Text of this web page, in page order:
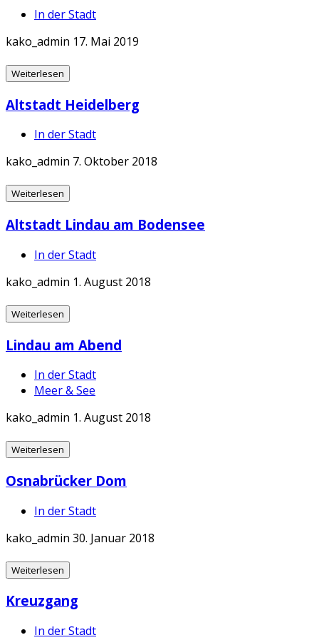
In der Stadt
kako_admin 17. Mai 2019
Weiterlesen
Altstadt Heidelberg
In der Stadt
kako_admin 7. Oktober 2018
Weiterlesen
Altstadt Lindau am Bodensee
In der Stadt
kako_admin 1. August 2018
Weiterlesen
Lindau am Abend
In der Stadt
Meer & See
kako_admin 1. August 2018
Weiterlesen
Osnabrücker Dom
In der Stadt
kako_admin 30. Januar 2018
Weiterlesen
Kreuzgang
In der Stadt